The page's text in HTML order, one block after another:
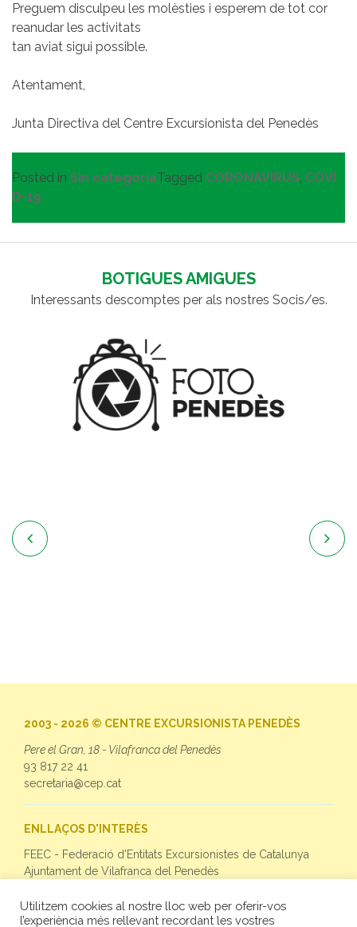
Preguem disculpeu les molèsties i esperem de tot cor
reanudar les activitats
tan aviat sigui possible.
Atentament,
Junta Directiva del Centre Excursionista del Penedès
Posted in Sin categoríaTagged CORONAVIRUS, COVI
D-19
BOTIGUES AMIGUES
Interessants descomptes per als nostres Socis/es.
 
2003 - 2026 © CENTRE EXCURSIONISTA PENEDÈS
Pere el Gran, 18 - Vilafranca del Penedès
93 817 22 41
secretaria@cep.cat
ENLLAÇOS D'INTERÈS
FEEC - Federació d'Entitats Excursionistes de Catalunya
Ajuntament de Vilafranca del Penedès
SEGUEIX-NOS
Utilitzem cookies al nostre lloc web per oferir-vos
l’experiència més rellevant recordant les vostres